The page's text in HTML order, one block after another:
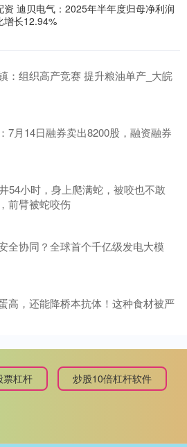
资 迪贝电气：2025年半年度归母净利润
增长12.94%
：组织高产竞赛 提升粮油单产_大皖
7月14日融券卖出8200股，融资融券
54小时，身上爬满蛇，被咬也不敢
前臂被蛇咬伤
全协同？全球首个千亿级发电大模
高，还能降桥本抗体！这种食材被严
票杠杆 炒股10倍杠杆软件